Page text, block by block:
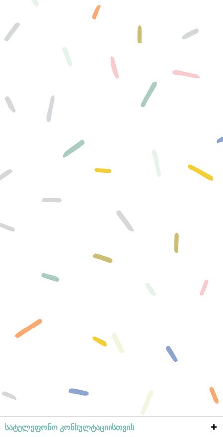
სატელეფონო კონსულტაციისთვის